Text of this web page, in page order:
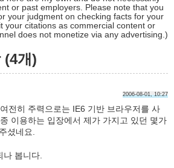
or past employers. Please note that you
your judgment on checking facts for your
your citations as commercial content or
does not monetize via any advertising.)
(4개)
2006-08-01, 10:27
전히 주력으로는 IE6 기반 브라우저를 사
이용하는 입장에서 제가 가지고 있던 몇가
셨네요.
봅니다.